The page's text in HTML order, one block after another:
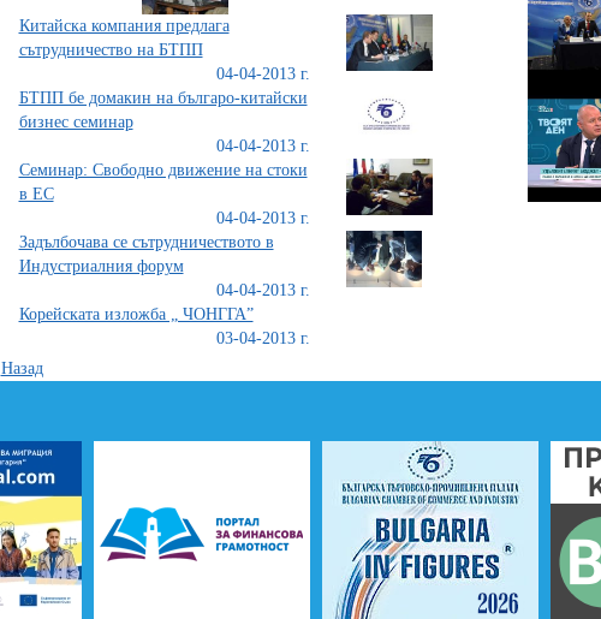
Китайска компания предлага
сътрудничество на БТПП
04-04-2013 г.
БТПП бе домакин на българо-китайски
бизнес семинар
04-04-2013 г.
Семинар: Свободно движение на стоки
в ЕС
04-04-2013 г.
Задълбочава се сътрудничеството в
Индустриалния форум
04-04-2013 г.
Корейската изложба „ ЧОНГГА”
03-04-2013 г.
Назад